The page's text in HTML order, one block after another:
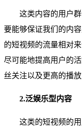
这类内容的用户
要能够保证我们的内
的短视频的流量相对
尽可能地提高用户的
丝关注以及更高的播
2.泛娱乐型内容
这类的短视频的